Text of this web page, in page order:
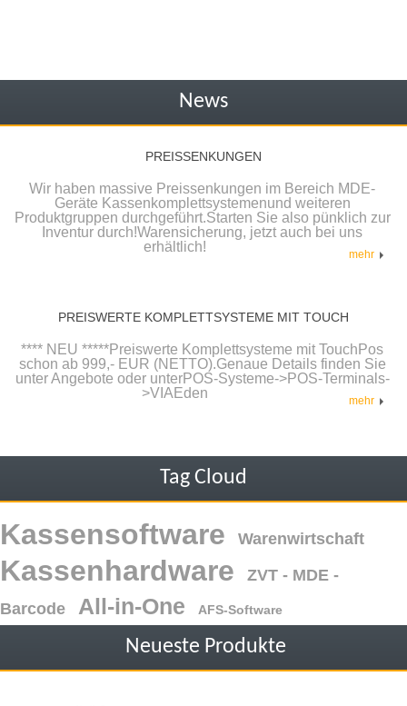
News
PREISSENKUNGEN
Wir haben massive Preissenkungen im Bereich MDE-
Geräte Kassenkomplettsystemenund weiteren
Produktgruppen durchgeführt.Starten Sie also pünklich zur
Inventur durch!Warensicherung, jetzt auch bei uns
erhältlich!
mehr
PREISWERTE KOMPLETTSYSTEME MIT TOUCH
**** NEU *****Preiswerte Komplettsysteme mit TouchPos
schon ab 999,- EUR (NETTO).Genaue Details finden Sie
unter Angebote oder unterPOS-Systeme->POS-Terminals-
>VIAEden
mehr
Tag Cloud
Kassensoftware Warenwirtschaft
Kassenhardware
ZVT - MDE -
Barcode
All-in-One AFS-Software
Neueste Produkte